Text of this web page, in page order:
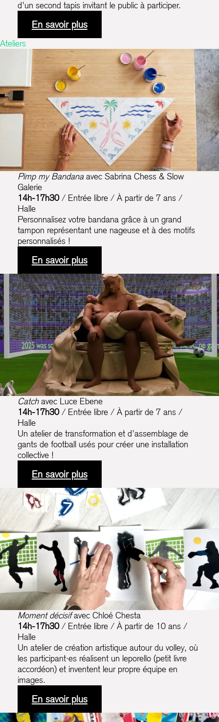
d’un second tapis invitant le public à participer.
En savoir plus
Ateliers
Pimp my Bandanaavec Sabrina Chess & Slow
Galerie
14h-17h30/ Entrée libre / À partir de 7 ans /
Halle
Personnalisez votre bandana grâce à un grand
tampon représentant une nageuse et à des motifs
personnalisés !
En savoir plus
Catchavec Luce Ebene
14h-17h30/ Entrée libre / À partir de 7 ans /
Halle
Un atelier de transformation et d’assemblage de
gants de football usés pour créer une installation
collective !
En savoir plus
Moment décisifavec Chloé Chesta
14h-17h30/ Entrée libre / À partir de 10 ans /
Halle
Un atelier de création artistique autour du volley, où
les participant·es réalisent un leporello (petit livre
accordéon) et inventent leur propre équipe en
images.
En savoir plus